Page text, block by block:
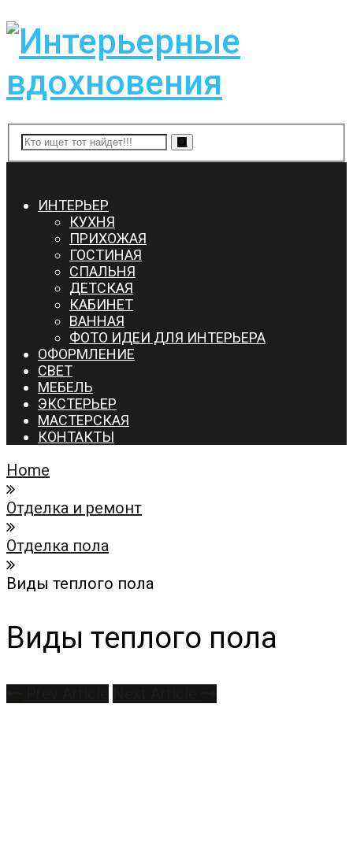
ИНТЕРЬЕР
КУХНЯ
ПРИХОЖАЯ
ГОСТИНАЯ
СПАЛЬНЯ
ДЕТСКАЯ
КАБИНЕТ
ВАННАЯ
ФОТО ИДЕИ ДЛЯ ИНТЕРЬЕРА
ОФОРМЛЕНИЕ
СВЕТ
МЕБЕЛЬ
ЭКСТЕРЬЕР
МАСТЕРСКАЯ
КОНТАКТЫ
Home
Отделка и ремонт
Отделка пола
Виды теплого пола
Виды теплого пола